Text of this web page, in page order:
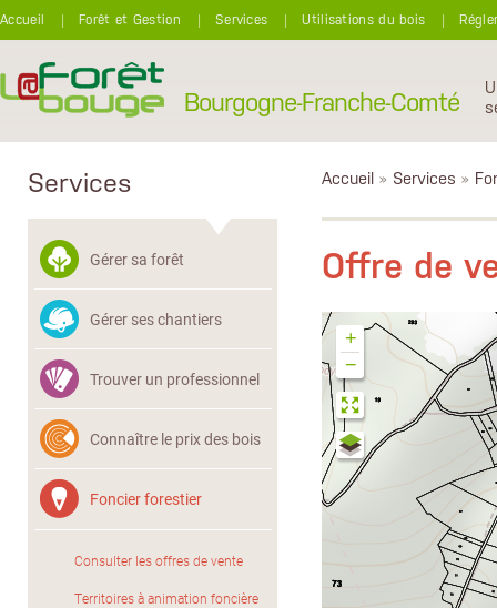
Accueil
Forêt et Gestion Services Utilisations du bois
Bourgogne-Franche-Comté
Services
Gérer sa forêt
Gérer ses chantiers
Trouver un professionnel
Connaître le prix des bois
Foncier forestier
Consulter les offres de vente
Territoires à animation foncière
Accueil » Services »
Offre de
+
−